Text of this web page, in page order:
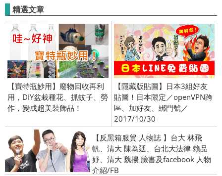
抽樂、買2瓶抽獎、最低1元、
限量加價購
精選文章
【寶特瓶妙用】廢物回收再利
用，DIY盆栽種花、抓蚊子、勞
作，變成超美裝飾品！
【隱藏版貼圖】日本3組好友
貼圖！日本限定／openVPN跨
區、加好友、綁門號／
2017/10/30
【反黑箱服貿 人物誌 】台大 林飛
帆、清大 陳為廷、台北大法律 賴品
妤、清大 魏揚 臉書及facebook 人物
介紹/FB